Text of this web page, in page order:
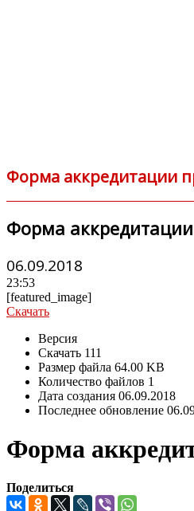
Форма аккредитации
Форма
06.09.2018
23:53
[featured_image]
Скачать
Версия
Скачать 111
Размер файла 64.00 KB
Количество файлов 1
Дата создания 06.09.2018
Последнее обновление
Форма
Поделиться